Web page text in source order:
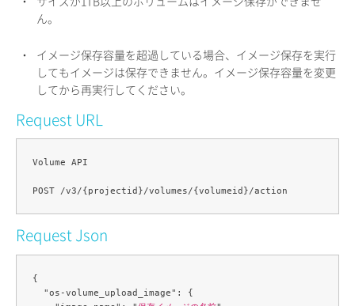
ん。
・
イメージ保存容量を超過している場合、イメージ保存を実行
してもイメージは保存できません。イメージ保存容量を変更
してから再実行してください。
Request URL
Volume API
Request Json
{
  "os-volume_upload_image": {